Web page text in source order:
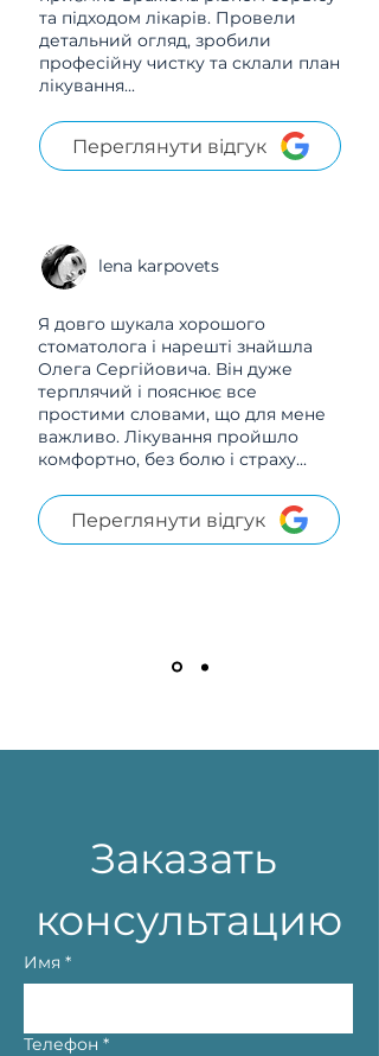
та підходом лікарів. Провели
детальний огляд, зробили
професійну чистку та склали план
лікування...
Переглянути відгук
lena karpovets
Я довго шукала хорошого
стоматолога і нарешті знайшла
Олега Сергійовича. Він дуже
терплячий і пояснює все
простими словами, що для мене
важливо. Лікування пройшло
комфортно, без болю і страху...
Переглянути відгук
Заказать
консультацию
Имя *
Телефон *